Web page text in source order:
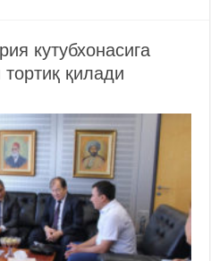
кутубхонасига
қилади